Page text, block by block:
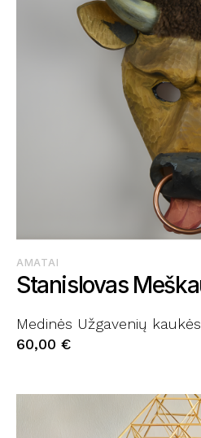
AMATAI
Stanislovas
Medinės Užgavenių kaukės
60,00 €